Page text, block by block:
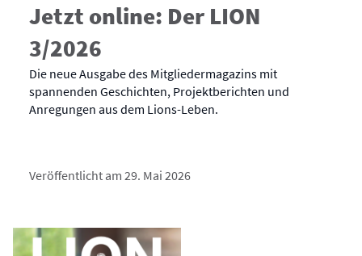
Jetzt online: Der LION
3/2026
Die neue Ausgabe des Mitgliedermagazins mit
spannenden Geschichten, Projektberichten und
Anregungen aus dem Lions-Leben.
Veröffentlicht am 29. Mai 2026